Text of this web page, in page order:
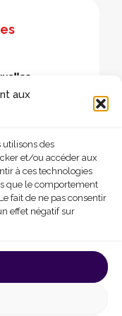
aux
utilisons des
et/ou accéder aux
à ces technologies
que le comportement
fait de ne pas consentir
effet négatif sur